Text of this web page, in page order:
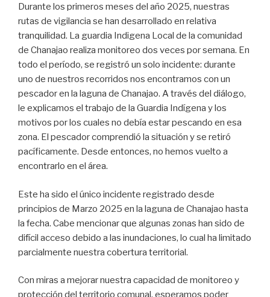
Durante los primeros meses del año 2025, nuestras
rutas de vigilancia se han desarrollado en relativa
tranquilidad. La guardia Indigena Local de la comunidad
de Chanajao realiza monitoreo dos veces por semana. En
todo el período, se registró un solo incidente: durante
uno de nuestros recorridos nos encontramos con un
pescador en la laguna de Chanajao. A través del diálogo,
le explicamos el trabajo de la Guardia Indígena y los
motivos por los cuales no debía estar pescando en esa
zona. El pescador comprendió la situación y se retiró
pacíficamente. Desde entonces, no hemos vuelto a
encontrarlo en el área.
Este ha sido el único incidente registrado desde
principios de Marzo 2025 en la laguna de Chanajao hasta
la fecha. Cabe mencionar que algunas zonas han sido de
difícil acceso debido a las inundaciones, lo cual ha limitado
parcialmente nuestra cobertura territorial.
Con miras a mejorar nuestra capacidad de monitoreo y
protección del territorio comunal, esperamos poder